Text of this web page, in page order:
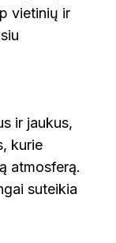
vietinių ir
ir jaukus,
kurie
atmosferą.
suteikia